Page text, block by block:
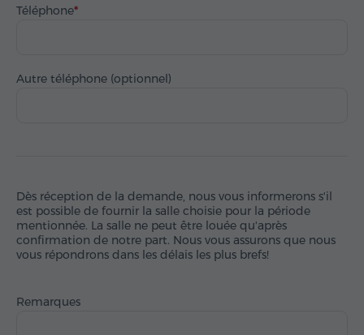
Téléphone
Autre téléphone (optionnel)
Dès réception de la demande, nous vous informerons s'il
est possible de fournir la salle choisie pour la période
mentionnée. La salle ne peut être louée qu'après
confirmation de notre part. Nous vous assurons que nous
vous répondrons dans les délais les plus brefs!
Remarques